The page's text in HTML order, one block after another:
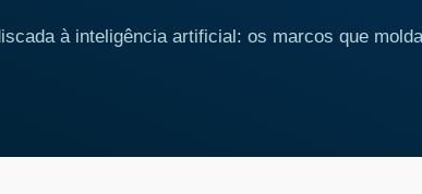
à inteligência artificial: os marcos que